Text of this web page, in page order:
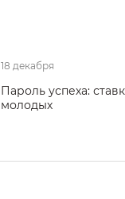
18 декабря
Пароль успеха:
молодых